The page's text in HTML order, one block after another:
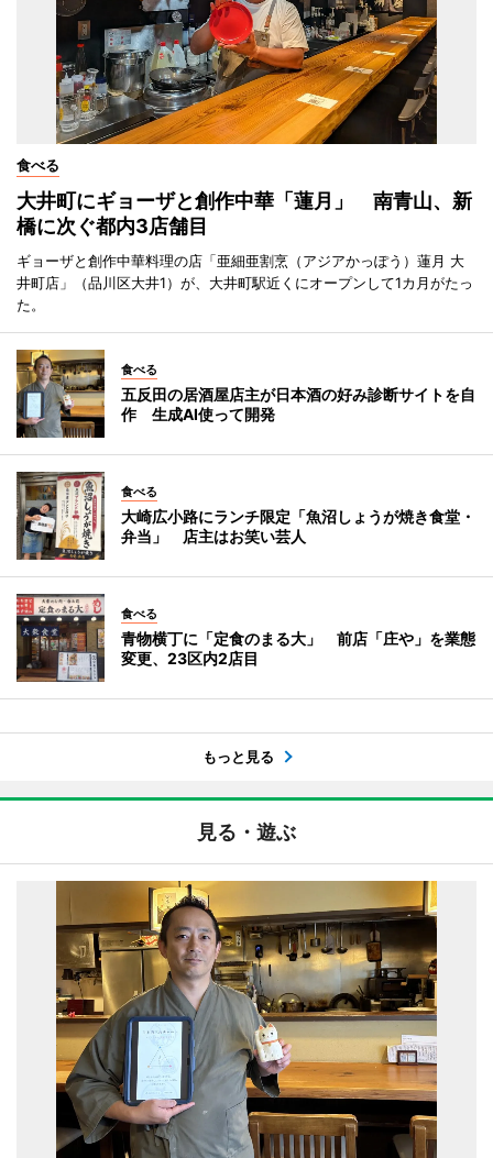
食べる
大井町にギョーザと創作中華「蓮月」 南青山、新
橋に次ぐ都内3店舗目
ギョーザと創作中華料理の店「亜細亜割烹（アジアかっぽう）蓮月 大
井町店」（品川区大井1）が、大井町駅近くにオープンして1カ月がたっ
た。
食べる
五反田の居酒屋店主が日本酒の好み診断サイトを自
作 生成AI使って開発
食べる
大崎広小路にランチ限定「魚沼しょうが焼き食堂・
弁当」 店主はお笑い芸人
食べる
青物横丁に「定食のまる大」 前店「庄や」を業態
変更、23区内2店目
もっと見る
見る・遊ぶ